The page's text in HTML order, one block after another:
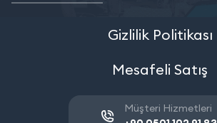
Gizlilik Politikası
Mesafeli Satış
Müşteri Hizmetleri